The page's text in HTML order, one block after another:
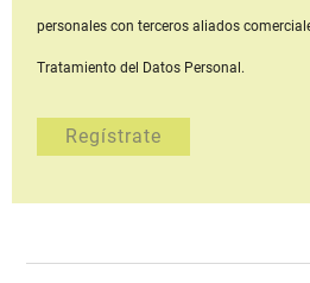
personales con terceros aliados
Tratamiento del Datos Personal.